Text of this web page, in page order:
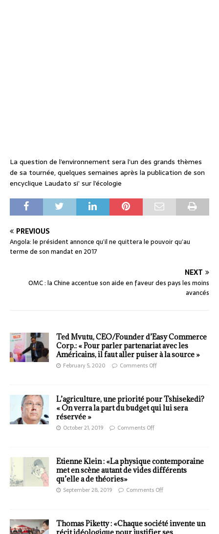
La question de l’environnement sera l’un des grands thèmes
de sa tournée, quelques semaines après la publication de son
encyclique Laudato si’ sur l’écologie
PREVIOUS
Angola: le président annonce qu’il ne quittera le pouvoir qu’au
terme de son mandat en 2017
NEXT
OMC : la Chine accentue son aide en faveur des pays les moins
avancés
Ted Mvutu, CEO/Founder d’Easy Commerce
Corp.: « Pour parler partenariat avec les
Américains, il faut aller puiser à la source »
February 5, 2020 Comments Off
L’agriculture, une priorité pour Tshisekedi?
« On verra la part du budget qui lui sera
réservée »
October 21, 2019 Comments Off
Etienne Klein : «La physique contemporaine
met en scène autant de vides différents
qu’elle a de théories»
September 28, 2019 Comments Off
Thomas Piketty : «Chaque société invente un